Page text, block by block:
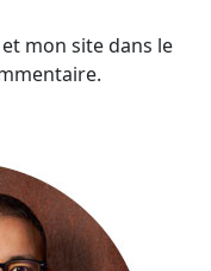
mon site dans le